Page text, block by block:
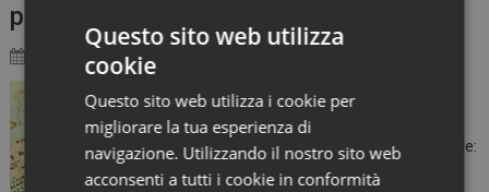
prezzi di stent e device
26 Settembre 2017
(Reuters Health) –
Rendere il sistema
sanitario più accessibile:
è questo l’obiettivo del
Questo sito web utilizza
cookie
Questo sito web utilizza i cookie per
migliorare la tua esperienza di
navigazione. Utilizzando il nostro sito web
acconsenti a tutti i cookie in conformità